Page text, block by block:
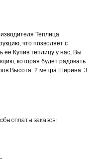
Теплица
что позволяет с
ее Купив теплицу у нас, Вы
которая будет радовать
Высота: 2 метра Ширина: 3
оплаты заказов: